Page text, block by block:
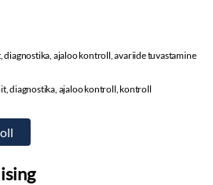
ajaloo kontroll, avariide tuvastamine
diagnostika, ajaloo kontroll, kontroll